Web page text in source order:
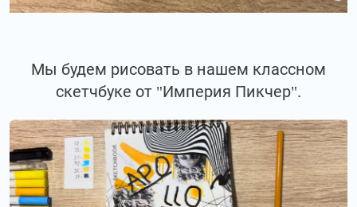
Мы будем рисовать в нашем классном
скетчбуке от "Империя Пикчер".